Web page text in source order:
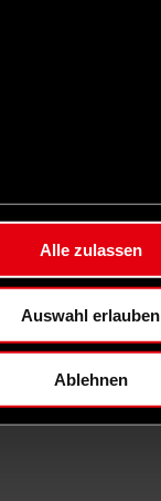
Alle zulassen
Auswahl erlauben
Ablehnen